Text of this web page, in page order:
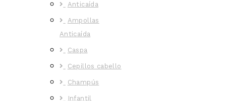
Anticaída
Ampollas
Anticaída
Caspa
Cepillos cabello
Champús
Infantil